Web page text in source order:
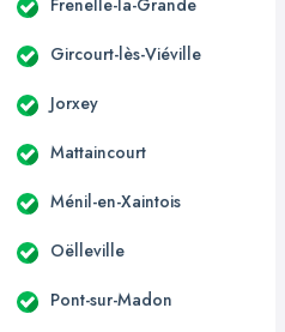
Gircourt-lès-Viéville
Jorxey
Mattaincourt
Ménil-en-Xaintois
Oëlleville
Pont-sur-Madon